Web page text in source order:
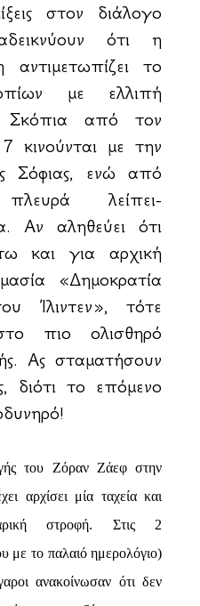
στον διάλογο
ότι η
αντιμετωπίζει το
με ελλιπή
Σκόπια από τον
κινούνται με την
Σόφιας, ενώ από
λείπει-
Αν αληθεύει ότι
και για αρχική
«Δημοκρατία
Ίλιντεν», τότε
πιο ολισθηρό
Ας σταματήσουν
διότι το επόμενο
του Ζόραν Ζάεφ στην
αρχίσει μία ταχεία και
στροφή. Στις 2
με το παλαιό ημερολόγιο)
ανακοίνωσαν ότι δεν